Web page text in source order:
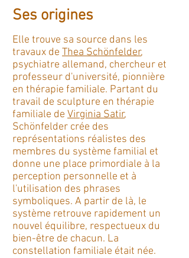
Ses origines
Elle trouve sa source dans les
travaux de Thea Schönfelder,
psychiatre allemand, chercheur et
professeur d'université, pionnière
en thérapie familiale. Partant du
travail de sculpture en thérapie
familiale de Virginia Satir,
Schönfelder crée des
représentations réalistes des
membres du système familial et
donne une place primordiale à la
perception personnelle et à
l'utilisation des phrases
symboliques. A partir de là, le
système retrouve rapidement un
nouvel équilibre, respectueux du
bien-être de chacun. La
constellation familiale était née.